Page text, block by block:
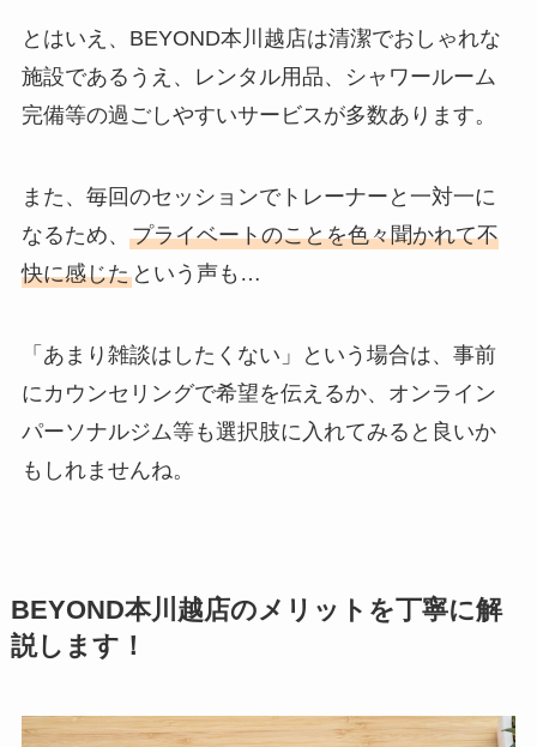
とはいえ、BEYOND本川越店は清潔でおしゃれな
施設であるうえ、レンタル用品、シャワールーム
完備等の過ごしやすいサービスが多数あります。
また、毎回のセッションでトレーナーと一対一に
なるため、 プライベートのことを色々聞かれて不
快に感じたという声も…
「あまり雑談はしたくない」という場合は、事前
にカウンセリングで希望を伝えるか、オンライン
パーソナルジム等も選択肢に入れてみると良いか
もしれませんね。
BEYOND本川越店のメリットを丁寧に解
説します！